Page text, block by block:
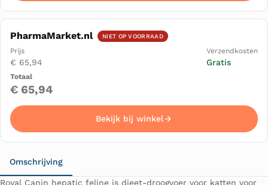
PharmaMarket.nl NIET OP VOORRAAD
€ 65,94 Gratis
€ 65,94
Bekijk bij winkel
Omschrijving
Royal Canin hepatic feline is dieet-droogvoer voor katten voor